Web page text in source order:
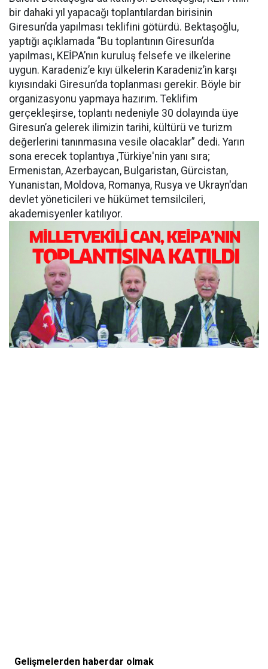
bir dahaki yıl yapacağı toplantılardan birisinin
Giresun’da yapılması teklifini götürdü. Bektaşoğlu,
yaptığı açıklamada “Bu toplantının Giresun’da
yapılması, KEİPA’nın kuruluş felsefe ve ilkelerine
uygun. Karadeniz’e kıyı ülkelerin Karadeniz’in karşı
kıyısındaki Giresun’da toplanması gerekir. Böyle bir
organizasyonu yapmaya hazırım. Teklifim
gerçekleşirse, toplantı nedeniyle 30 dolayında üye
Giresun’a gelerek ilimizin tarihi, kültürü ve turizm
değerlerini tanınmasına vesile olacaklar” dedi. Yarın
sona erecek toplantıya ,Türkiye'nin yanı sıra;
Ermenistan, Azerbaycan, Bulgaristan, Gürcistan,
Yunanistan, Moldova, Romanya, Rusya ve Ukrayn'dan
devlet yöneticileri ve hükümet temsilcileri,
akademisyenler katılıyor.
Gelişmelerden haberdar olmak